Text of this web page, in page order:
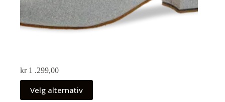
kr1 .299,00
Velg alternativ